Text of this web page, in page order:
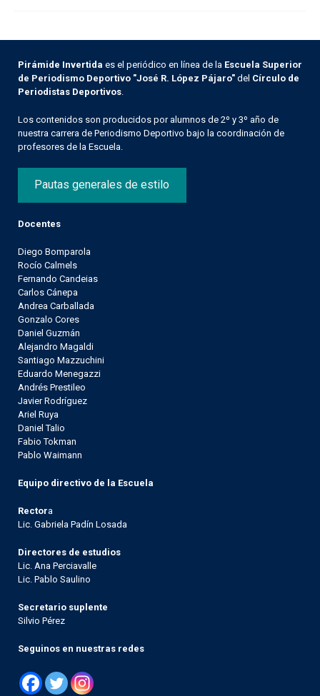
Pirámide Invertida es el periódico en línea de la Escuela Superior
de Periodismo Deportivo "José R. López Pájaro" del Círculo de
Periodistas Deportivos
Los contenidos son producidos por alumnos de 2º y 3º año de
nuestra carrera de Periodismo Deportivo bajo la coordinación de
profesores de la Escuela.
Pautas generales de estilo
Docentes
Diego Bomparola
Rocío Calmels
Fernando Candeias
Carlos Cánepa
Andrea Carballada
Gonzalo Cores
Daniel Guzmán
Alejandro Magaldi
Santiago Mazzuchini
Eduardo Menegazzi
Andrés Prestileo
Javier Rodríguez
Ariel Ruya
Daniel Talio
Fabio Tokman
Pablo Waimann
Equipo directivo de la Escuela
Rectora
Lic. Gabriela Padín Losada
Directores de estudios
Lic. Ana Perciavalle
Lic. Pablo Saulino
Secretario suplente
Silvio Pérez
Seguinos en nuestras redes